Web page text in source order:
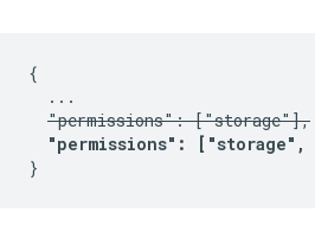
{
  ...
"permissions": ["storage"],
"permissions": ["storage",